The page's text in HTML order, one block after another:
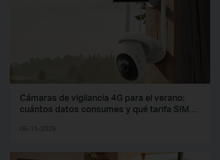
Cámaras de vigilancia 4G para el verano:
cuántos datos consumes y qué tarifa SIM
06-15-2026